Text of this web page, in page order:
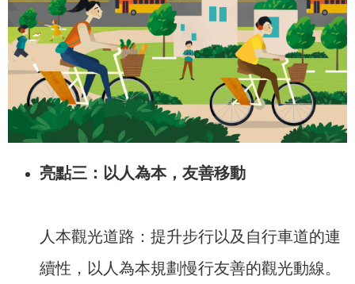
亮點三：以人為本，友善移動
人本觀光道路：提升步行以及自行車道的連
續性，以人為本規劃慢行友善的觀光動線。